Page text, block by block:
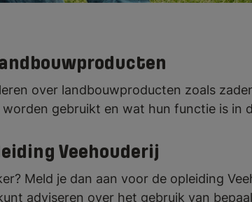
over landbouwproducten zoals
gebruikt en wat hun functie is in
Veehouderij
Meld je dan aan voor de opleiding
adviseren over het gebruik van